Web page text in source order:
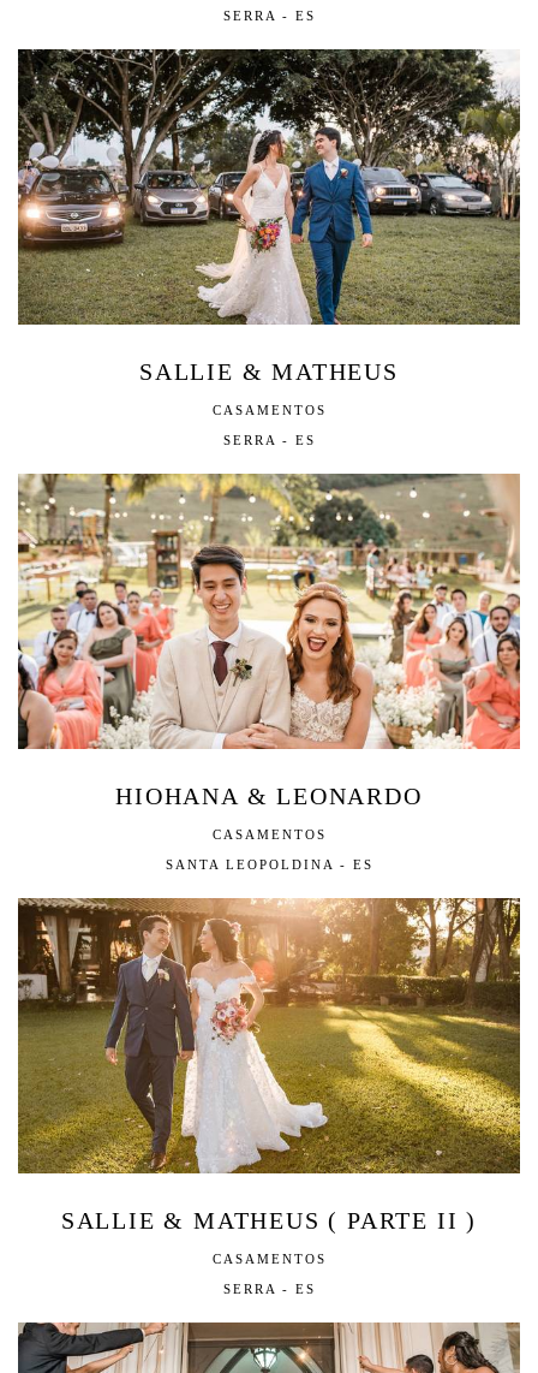
SERRA - ES
SALLIE & MATHEUS
CASAMENTOS
SERRA - ES
HIOHANA & LEONARDO
CASAMENTOS
SANTA LEOPOLDINA - ES
SALLIE & MATHEUS ( PARTE II )
CASAMENTOS
SERRA - ES